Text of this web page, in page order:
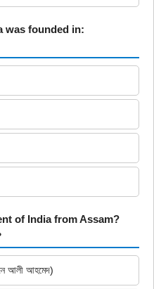
was founded in:
of India from Assam?
আলী আহমেদ)